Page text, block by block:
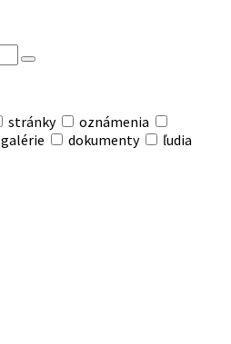
stránky
oznámenia
galérie dokumenty ľudia